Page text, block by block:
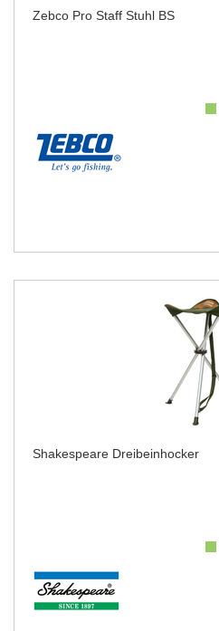
Zebco Pro Staff Stuhl BS
Shakespeare Dreibeinhocker